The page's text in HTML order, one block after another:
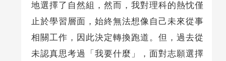
地選擇了自然組，然而，我對理科的熱忱僅
止於學習層面，始終無法想像自己未來從事
相關工作，因此決定轉換跑道。但，過去從
未認真思考過「我要什麼」，面對志願選擇